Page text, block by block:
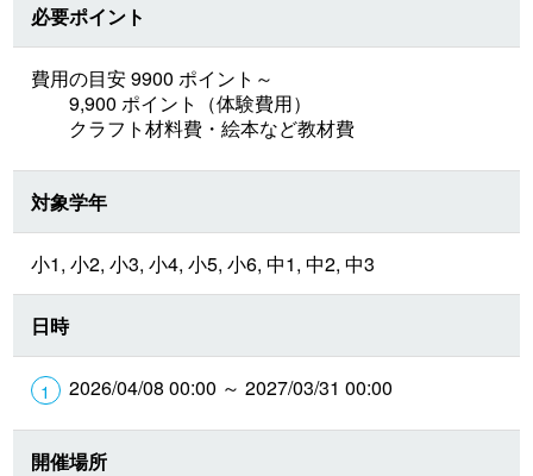
必要ポイント
費用の目安 9900 ポイント～
9,900 ポイント（体験費用）
クラフト材料費・絵本など教材費
対象学年
小1, 小2, 小3, 小4, 小5, 小6, 中1, 中2, 中3
日時
2026/04/08 00:00 ～ 2027/03/31 00:00
開催場所